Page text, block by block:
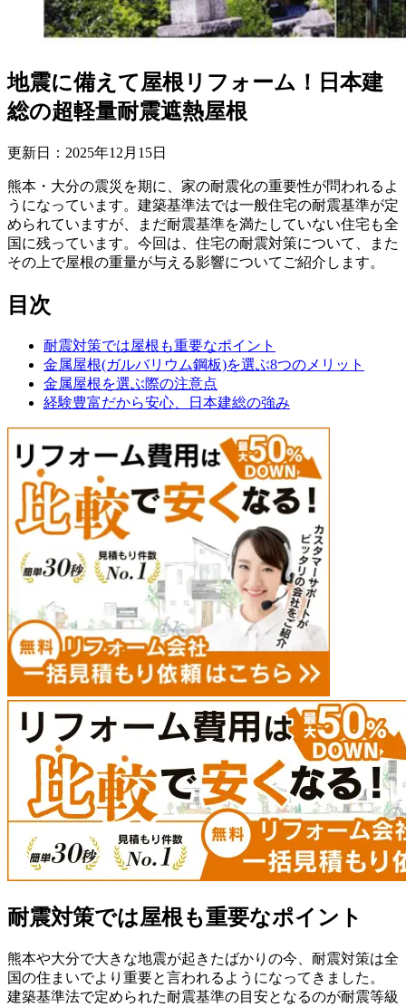
地震に備えて屋根リフォーム！日本建
総の超軽量耐震遮熱屋根
更新日： 2025年12 月 15日
熊本・大分の震災を期に、家の耐震化の重要性が問われるよ
うになっています。建築基準法では一般住宅の耐震基準が定
められていますが、まだ耐震基準を満たしていない住宅も全
国に残っています。今回は、住宅の耐震対策について、また
その上で屋根の重量が与える影響についてご紹介します。
目次
耐震対策では屋根も重要なポイント
金属屋根(ガルバリウム鋼板)を選ぶ8つのメリット
金属屋根を選ぶ際の注意点
経験豊富だから安心、日本建総の強み
耐震対策では屋根も重要なポイント
熊本や大分で大きな地震が起きたばかりの今、耐震対策は全
国の住まいでより重要と言われるようになってきました。
建築基準法で定められた耐震基準の目安となるのが耐震等級